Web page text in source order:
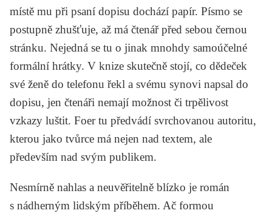
místě mu při psaní dopisu dochází papír. Písmo se
postupně zhušťuje, až má čtenář před sebou černou
stránku. Nejedná se tu o jinak mnohdy samoúčelné
formální hrátky. V knize skutečně stojí, co dědeček
své ženě do telefonu řekl a svému synovi napsal do
dopisu, jen čtenáři nemají možnost či trpělivost
vzkazy luštit. Foer tu předvádí svrchovanou autoritu,
kterou jako tvůrce má nejen nad textem, ale
především nad svým publikem.
Nesmírně nahlas a neuvěřitelně blízko je román
s nádherným lidským příběhem. Ač formou